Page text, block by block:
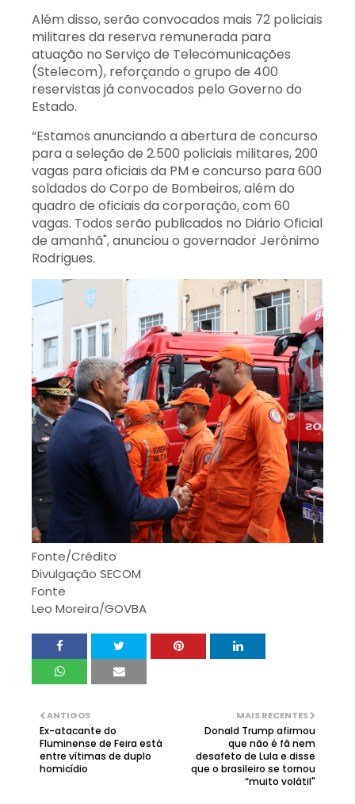
Além disso, serão convocados mais 72 policiais
militares da reserva remunerada para
atuação no Serviço de Telecomunicações
(Stelecom), reforçando o grupo de 400
reservistas já convocados pelo Governo do
Estado.
“Estamos anunciando a abertura de concurso
para a seleção de 2.500 policiais militares, 200
vagas para oficiais da PM e concurso para 600
soldados do Corpo de Bombeiros, além do
quadro de oficiais da corporação, com 60
vagas. Todos serão publicados no Diário Oficial
de amanhã", anunciou o governador Jerônimo
Rodrigues.
Fonte/Crédito
Divulgação SECOM
Fonte
Leo Moreira/GOVBA
MAIS RECENTES
Donald Trump afirmou
que não é fã nem
desafeto de Lula e disse
que o brasileiro se tornou
“muito volátil"
ANTIGOS
Ex-atacante do
Fluminense de Feira está
entre vítimas de duplo
homicídio